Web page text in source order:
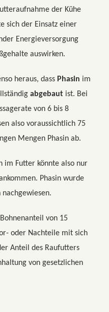
der Kühe
sich der Einsatz einer
Energieversorgung
auswirken.
heraus, dass Phasin im
abgebaut ist. Bei
von 6 bis 8
also voraussichtlich 75
Mengen Phasin ab.
im Futter könnte also nur
Phasin wurde
von 15
oder Nachteile mit sich
Anteil des Raufutters
von gesetzlichen